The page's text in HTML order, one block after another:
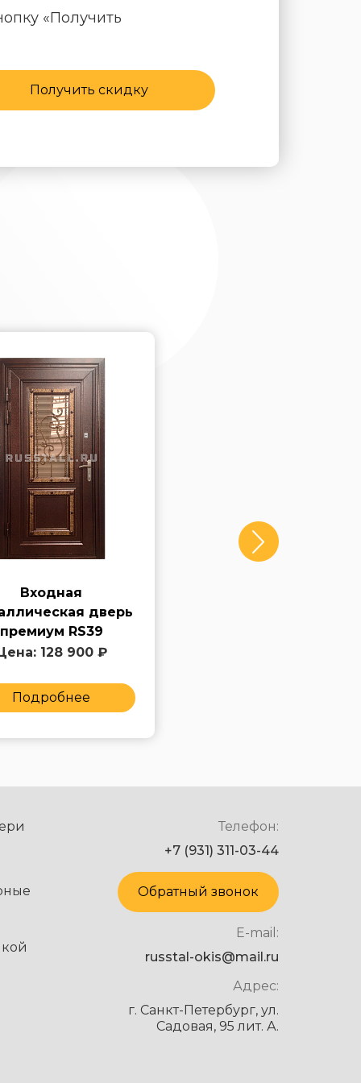
«Получить
Получить скидку
Входная
дверь
премиум RS39
128 900 ₽
Подробнее
Телефон:
+7 (931) 311-03-44
Обратный звонок
E-mail:
russtal-okis@mail.ru
Адрес:
г. Санкт-Петербург, ул.
Садовая, 95 лит. А.